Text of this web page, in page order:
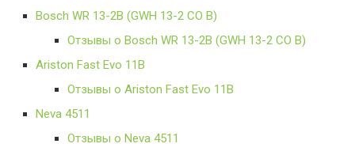
Bosch WR 13-2B (GWH 13-2 CO B)
Отзывы о Bosch WR 13-2B (GWH 13-2 CO B)
Ariston Fast Evo 11B
Отзывы о Ariston Fast Evo 11B
Neva 4511
Отзывы о Neva 4511